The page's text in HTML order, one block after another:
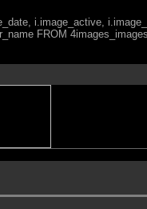
i.image_active,
FROM